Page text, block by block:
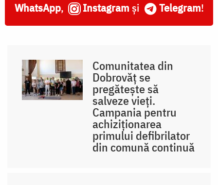
WhatsApp, Instagram și Telegram!
Comunitatea din
Dobrovăț se
pregătește să
salveze vieți.
Campania pentru
achiziționarea
primului defibrilator
din comună continuă